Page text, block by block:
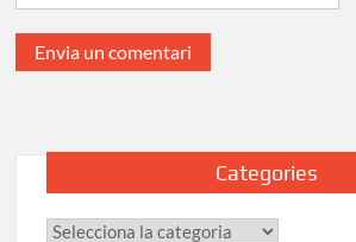
Categories
Categories